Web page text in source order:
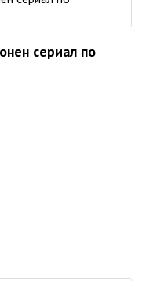
сериал по